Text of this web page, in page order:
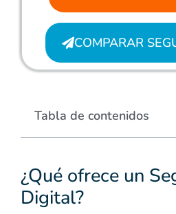
¿Qué ofrece un
Digital?
COMPARAR
Tabla de contenidos